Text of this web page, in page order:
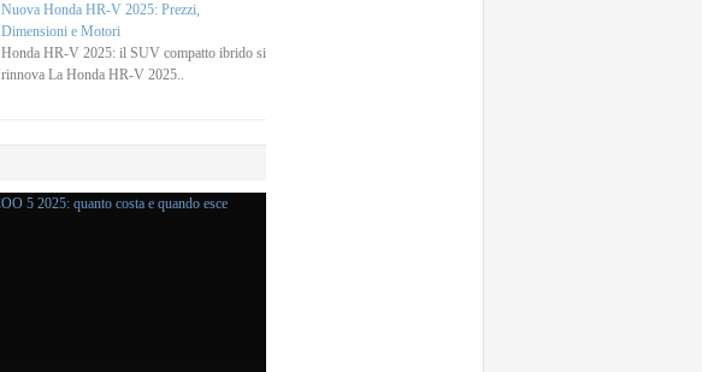
Nuova Honda HR-V 2025: Prezzi,
Dimensioni e Motori
Honda HR-V 2025: il SUV compatto ibrido si
rinnova La Honda HR-V 2025..